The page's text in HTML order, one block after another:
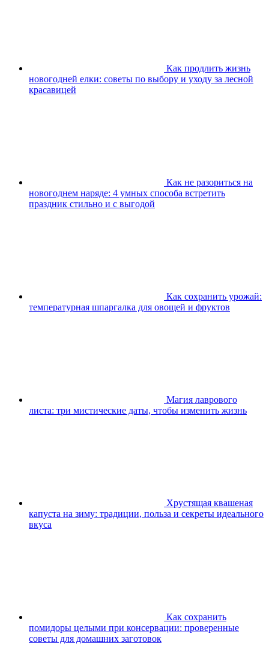
Как продлить жизнь
новогодней елки: советы по выбору и уходу за лесной
красавицей
Как не разориться на
новогоднем наряде: 4 умных способа встретить
праздник стильно и с выгодой
Как сохранить урожай:
температурная шпаргалка для овощей и фруктов
Магия лаврового
листа: три мистические даты, чтобы изменить жизнь
Хрустящая квашеная
капуста на зиму: традиции, польза и секреты идеального
вкуса
Как сохранить
помидоры целыми при консервации: проверенные
советы для домашних заготовок